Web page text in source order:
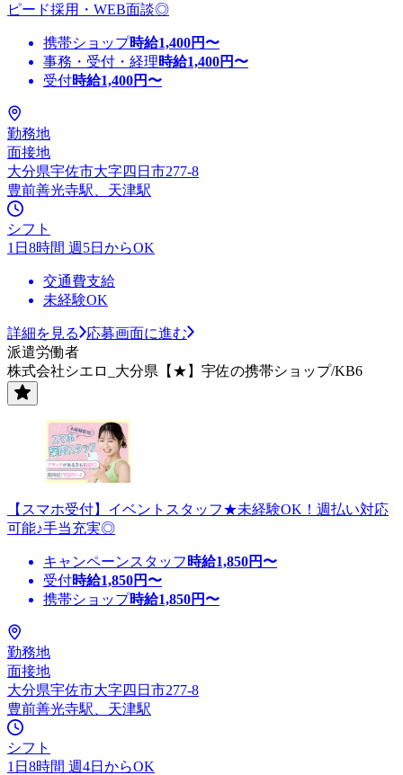
ピード採用・WEB面談◎
携帯ショップ時給1,400円〜
事務・受付・経理時給1,400円〜
受付時給1,400円〜
勤務地
面接地
大分県宇佐市大字四日市277-8
豊前善光寺駅、天津駅
シフト
1日8時間 週5日からOK
交通費支給
未経験OK
詳細を見る
応募画面に進む
派遣労働者
株式会社シエロ_大分県【★】宇佐の携帯ショップ/KB6
【スマホ受付】イベントスタッフ★未経験OK！週払い対応
可能♪手当充実◎
キャンペーンスタッフ 時給1,850円〜
受付時給1,850円〜
携帯ショップ時給1,850円〜
勤務地
面接地
大分県宇佐市大字四日市277-8
豊前善光寺駅、天津駅
シフト
1日8時間 週4日からOK